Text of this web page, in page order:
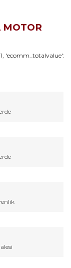
MOTOR
ve diğer
formunu
'ecomm_totalvalue':